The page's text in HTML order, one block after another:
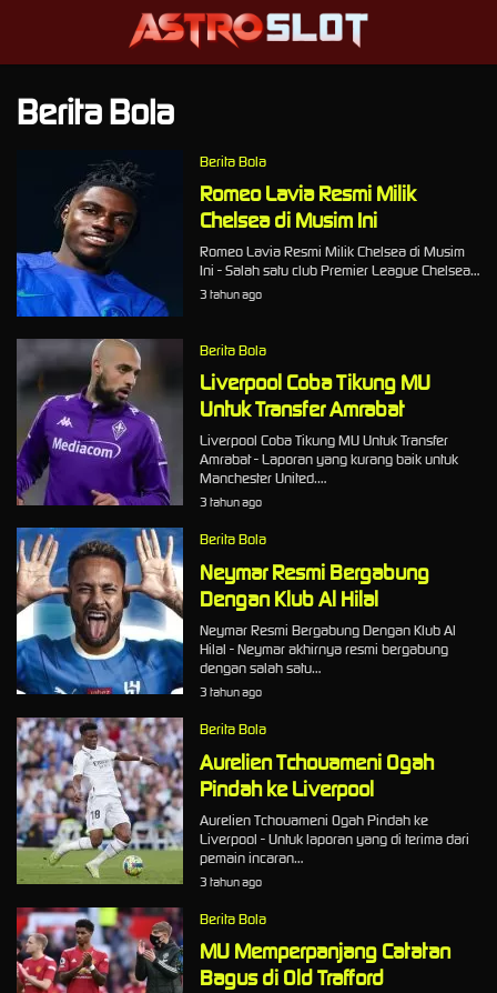
Berita Bola
Berita Bola
Romeo Lavia Resmi Milik
Chelsea di Musim Ini
Romeo Lavia Resmi Milik Chelsea di Musim
Ini - Salah satu club Premier League Chelsea…
3 tahun ago
Berita Bola
Liverpool Coba Tikung MU
Untuk Transfer Amrabat
Liverpool Coba Tikung MU Untuk Transfer
Amrabat - Laporan yang kurang baik untuk
Manchester United.…
3 tahun ago
Berita Bola
Neymar Resmi Bergabung
Dengan Klub Al Hilal
Neymar Resmi Bergabung Dengan Klub Al
Hilal - Neymar akhirnya resmi bergabung
dengan salah satu…
3 tahun ago
Berita Bola
Aurelien Tchouameni Ogah
Pindah ke Liverpool
Aurelien Tchouameni Ogah Pindah ke
Liverpool - Untuk laporan yang di terima dari
pemain incaran…
3 tahun ago
Berita Bola
MU Memperpanjang Catatan
Bagus di Old Trafford